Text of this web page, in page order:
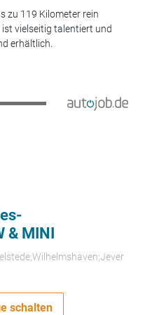
zu 119 Kilometer rein
ist vielseitig talentiert und
erhältlich.
& MINI
schalten